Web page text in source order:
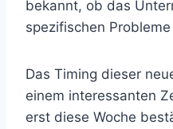
bekannt, ob das
spezifischen
Das Timing dieser
einem interessanten
erst diese Woche